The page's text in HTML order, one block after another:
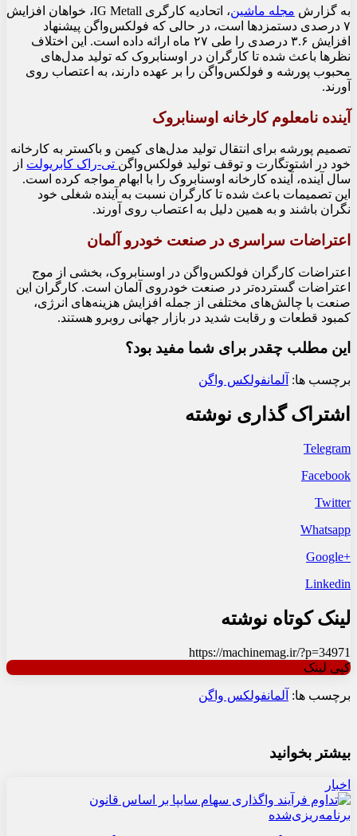
به گزارش مجله ماشین
، اتحادیه کارگری IG Metall، خواهان افزایش
۷ درصدی دستمزدها است، در حالی که فولکس‌واگن پیشنهاد
افزایش ۳.۶ درصدی را طی ۲۷ ماه ارائه داده است. این اختلاف
نظرها باعث شده تا کارگران در اوسنابروک که تولید مدل‌های
محبوب پورشه و فولکس‌واگن را بر عهده دارند، به اعتصاب روی
آورند.
آینده نامعلوم کارخانه اوسنابروک
تصمیم پورشه برای انتقال تولید مدل‌های کیمن و باکستر به کارخانه
خود در اشتوتگارت و توقف تولید فولکس‌واگن تی-راک کابریولت از
سال آینده، آینده کارخانه اوسنابروک را با ابهام مواجه کرده است.
این تصمیمات باعث شده تا کارگران نسبت به آینده شغلی خود
نگران باشند و به همین دلیل به اعتصاب روی آورند.
اعتراضات سراسری در صنعت خودرو آلمان
اعتراضات کارگران فولکس‌واگن در اوسنابروک، بخشی از موج
اعتراضات گسترده‌تر در صنعت خودروی آلمان است. کارگران این
صنعت با چالش‌های مختلفی از جمله افزایش هزینه‌های انرژی،
کمبود قطعات و رقابت شدید در بازار جهانی روبرو هستند.
این مطلب چقدر برای شما مفید بود؟
برچسب ها: آلمانفولکس واگن
اشتراک گذاری نوشته
Telegram
Facebook
Twitter
Whatsapp
+Google
Linkedin
لینک کوتاه نوشته
https://machinemag.ir/?p=34971
کپی لینک
برچسب ها: آلمانفولکس واگن
بیشتر بخوانید
اخبار